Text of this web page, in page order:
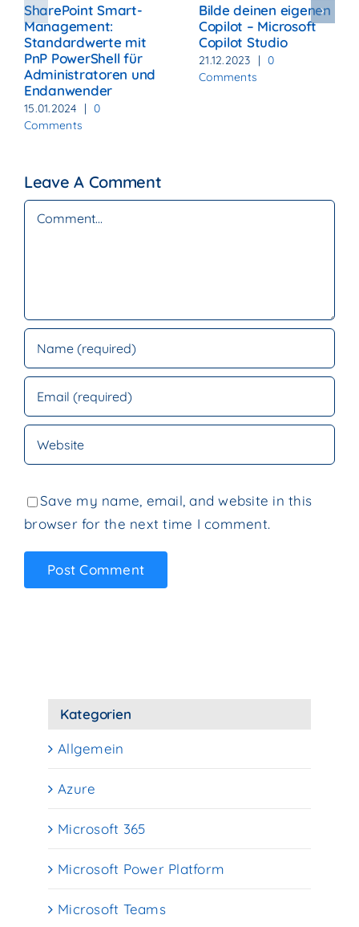
SharePoint Smart-
Management:
Standardwerte mit
PnP PowerShell für
Administratoren und
Endanwender
15.01.2024 | 0
Comments
Bilde deinen eigenen
Copilot – Microsoft
Copilot Studio
21.12.2023 | 0
Comments
Leave A Comment
Comment
Save my name, email, and website in this
browser for the next time I comment.
Kategorien
Allgemein
Azure
Microsoft 365
Microsoft Power Platform
Microsoft Teams